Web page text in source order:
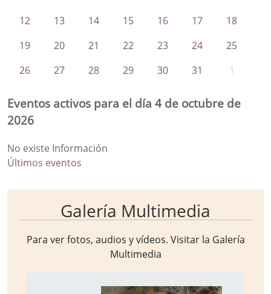
12
13 14 15 16 17
18
19
20 21 22 23 24
25
26
27 28 29 30 31 1
Eventos activos para el día 4 de octubre de
2026
No existe Información
Últimos eventos
Galería Multimedia
Para ver fotos, audios y vídeos. Visitar la Galería
Multimedia